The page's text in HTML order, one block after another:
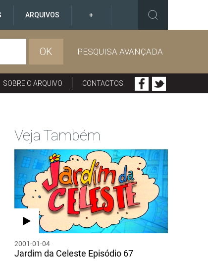
ARQUIVOS +
OK PESQUISA AVANÇADA
SOBRE O ARQUIVO CONTACTOS
Veja Também
2001-01-04
Jardim da Celeste Episódio 67